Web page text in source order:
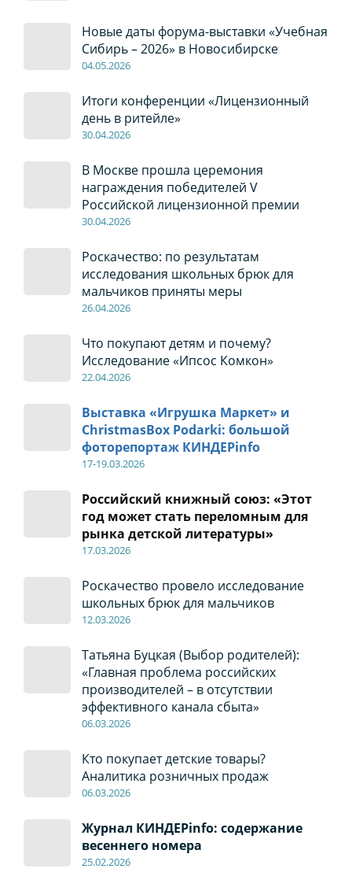
Новые даты форума-выставки «Учебная
Сибирь – 2026» в Новосибирске
04.05.2026
Итоги конференции «Лицензионный
день в ритейле»
30.04.2026
В Москве прошла церемония
награждения победителей V
Российской лицензионной премии
30.04.2026
Роскачество: по результатам
исследования школьных брюк для
мальчиков приняты меры
26.04.2026
Что покупают детям и почему?
Исследование «Ипсос Комкон»
22.04.2026
Выставка «Игрушка Маркет» и
ChristmasBox Podarki: большой
фоторепортаж КИНДЕРinfo
17-19.03.2026
Российский книжный союз: «Этот
год может стать переломным для
рынка детской литературы»
17.03.2026
Роскачество провело исследование
школьных брюк для мальчиков
12.03.2026
Татьяна Буцкая (Выбор родителей):
«Главная проблема российских
производителей – в отсутствии
эффективного канала сбыта»
06.03.2026
Кто покупает детские товары?
Аналитика розничных продаж
06.03.2026
Журнал КИНДЕРinfo: содержание
весеннего номера
25.02.2026